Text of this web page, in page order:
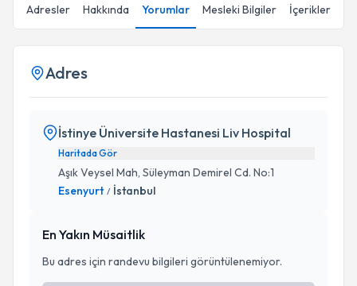
Adresler Hakkında Yorumlar Mesleki Bilgiler İçerikler
Adres
İstinye Üniversite Hastanesi Liv Hospital
Haritada Gör
Aşık Veysel Mah, Süleyman Demirel Cd. No:1
Esenyurt / İstanbul
En Yakın Müsaitlik
Bu adres için randevu bilgileri görüntülenemiyor.